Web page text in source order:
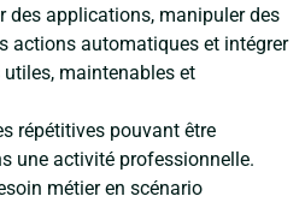
des applications, manipuler des
actions automatiques et intégrer
utiles, maintenables et
répétitives pouvant être
une activité professionnelle.
métier en scénario